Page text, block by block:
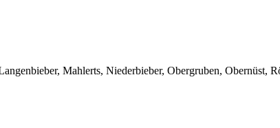
Mahlerts, Niederbieber, Obergruben, Obernüst,